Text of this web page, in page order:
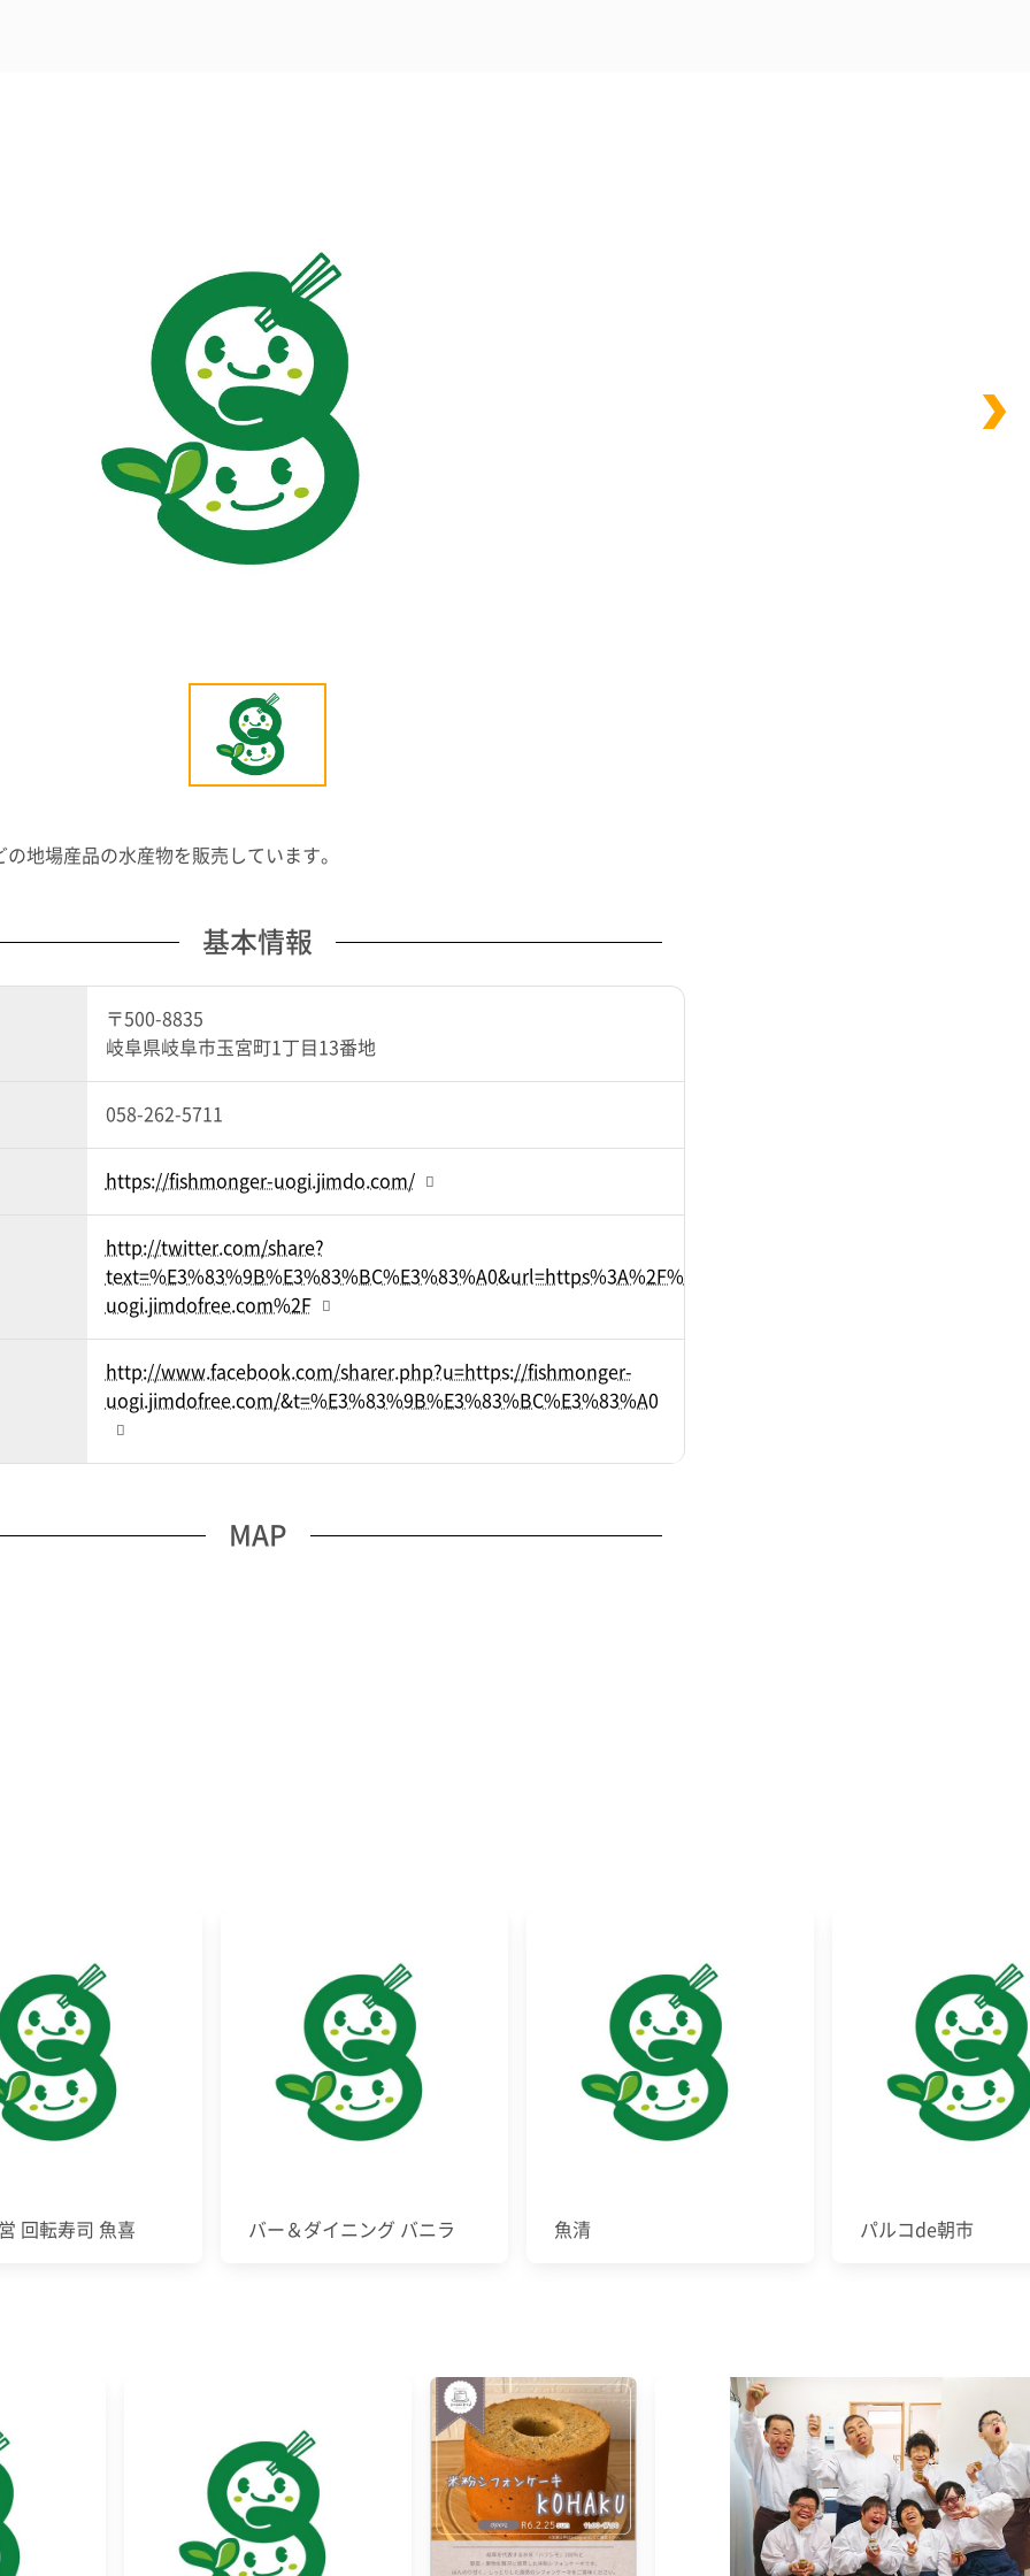
地場産品の水産物を販売しています。
基本情報
〒500-8835
岐阜県岐阜市玉宮町1丁目13番地
058-262-5711
https://fishmonger-uogi.jimdo.com/
http://twitter.com/share?
text=%E3%83%9B%E3%83%BC%E3%83%A0&url=https%3A%2F%2Ffishmonger-
uogi.jimdofree.com%2F
http://www.facebook.com/sharer.php?u=https://fishmonger-
uogi.jimdofree.com/&t=%E3%83%9B%E3%83%BC%E3%83%A0
MAP
回転寿司 魚喜 バー＆ダイニング バニラ 魚清 パルコde朝市